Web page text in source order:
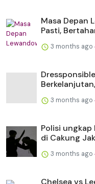
Masa Depan
Pasti,
3 months ago
3 months ago
Polisi
di Cakung
3 months ago
Chelsea vs